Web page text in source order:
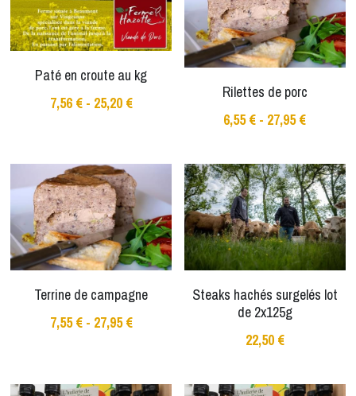
Paté en croute au kg
7,56 € - 25,20 €
Rilettes de porc
6,55 € - 27,95 €
Terrine de campagne
7,55 € - 27,95 €
Steaks hachés surgelés lot
de 2x125g
22,50 €